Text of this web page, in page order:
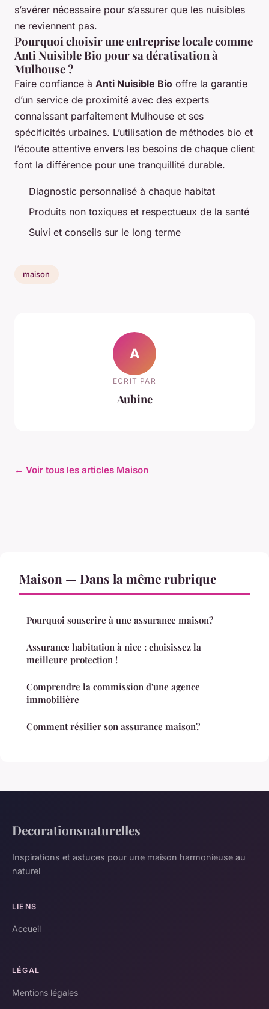
s’avérer nécessaire pour s’assurer que les nuisibles
ne reviennent pas.
Pourquoi choisir une entreprise locale comme
Anti Nuisible Bio pour sa dératisation à
Mulhouse ?
Faire confiance à Anti Nuisible Bio offre la garantie
d’un service de proximité avec des experts
connaissant parfaitement Mulhouse et ses
spécificités urbaines. L’utilisation de méthodes bio et
l’écoute attentive envers les besoins de chaque client
font la différence pour une tranquillité durable.
Diagnostic personnalisé à chaque habitat
Produits non toxiques et respectueux de la santé
Suivi et conseils sur le long terme
maison
A
ECRIT PAR
Aubine
← Voir tous les articles Maison
Maison — Dans la même rubrique
Pourquoi souscrire à une assurance maison?
Assurance habitation à nice : choisissez la
meilleure protection !
Comprendre la commission d'une agence
immobilière
Comment résilier son assurance maison?
Decorationsnaturelles
Inspirations et astuces pour une maison harmonieuse au
naturel
LIENS
Accueil
LÉGAL
Mentions légales